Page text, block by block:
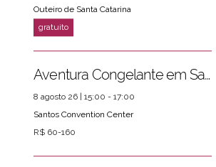
PRÓXIMOS EVENTOS
Outeiro de Santa Catarina
Aventura Congelante em Santos
8 agosto 26 | 15:00 - 17:00
Santos Convention Center
R$ 60-160